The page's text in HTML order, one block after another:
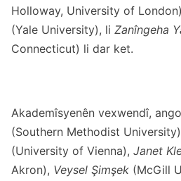
Holloway, University of
(Yale University), li Zanîngeha
Connecticut) li dar ket.
Akademîsyenên vexwendî,
(Southern Methodist University)
(University of Vienna), Janet
Akron), Veysel Şimşek (McGill